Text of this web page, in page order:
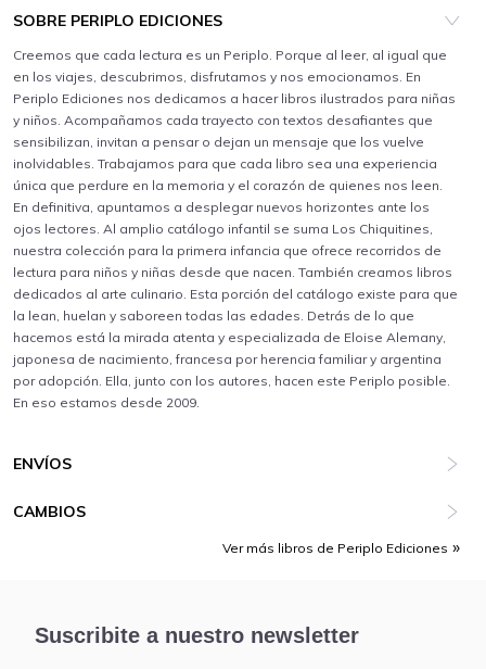
SOBRE PERIPLO EDICIONES
Creemos que cada lectura es un Periplo. Porque al leer, al igual que
en los viajes, descubrimos, disfrutamos y nos emocionamos. En
Periplo Ediciones nos dedicamos a hacer libros ilustrados para niñas
y niños. Acompañamos cada trayecto con textos desafiantes que
sensibilizan, invitan a pensar o dejan un mensaje que los vuelve
inolvidables. Trabajamos para que cada libro sea una experiencia
única que perdure en la memoria y el corazón de quienes nos leen.
En definitiva, apuntamos a desplegar nuevos horizontes ante los
ojos lectores. Al amplio catálogo infantil se suma Los Chiquitines,
nuestra colección para la primera infancia que ofrece recorridos de
lectura para niños y niñas desde que nacen. También creamos libros
dedicados al arte culinario. Esta porción del catálogo existe para que
la lean, huelan y saboreen todas las edades. Detrás de lo que
hacemos está la mirada atenta y especializada de Eloise Alemany,
japonesa de nacimiento, francesa por herencia familiar y argentina
por adopción. Ella, junto con los autores, hacen este Periplo posible.
En eso estamos desde 2009.
ENVÍOS
CAMBIOS
Ver más libros de Periplo Ediciones
Suscribite a nuestro newsletter